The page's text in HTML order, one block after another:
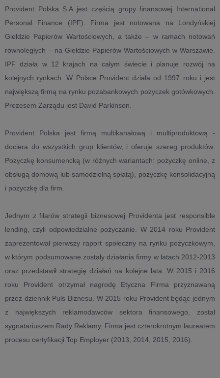
Provident Polska S.A jest częścią grupy finansowej International
Personal Finance (IPF). Firma jest notowana na Londyńskiej
Giełdzie Papierów Wartościowych, a także – w ramach notowań
równoległych – na Giełdzie Papierów Wartościowych w Warszawie.
IPF działa w 12 krajach na całym świecie i planuje rozwój na
kolejnych rynkach. W Polsce Provident działa od 1997 roku i jest
największą firmą na rynku pozabankowych pożyczek gotówkowych.
Prezesem Zarządu jest David Parkinson.
Provident Polska jest firmą multikanałową i multiproduktową -
dociera do wszystkich grup klientów, i oferuje szereg produktów:
Pożyczkę konsumencką (w różnych wariantach: pożyczkę online, z
obsługą domową lub samodzielną spłatą), pożyczkę konsolidacyjną
i pożyczkę dla firm.
Jednym z filarów strategii biznesowej Providenta jest responsible
lending, czyli odpowiedzialne pożyczanie. W 2014 roku Provident
zaprezentował pierwszy raport społeczny na rynku pożyczkowym,
w którym podsumowane zostały działania firmy w latach 2012-2013
oraz przedstawił strategię działań na kolejne lata. W 2015 i 2016
roku Provident otrzymał nagrodę Etyczna Firma przyznawaną
przez dziennik Puls Biznesu. W 2015 roku Provident będąc jednym
z największych reklamodawców sektora finansowego, został
sygnatariuszem Rady Reklamy. Firma jest czterokrotnym laureatem
procesu certyfikacji Top Employer (2013, 2014, 2015, 2016).